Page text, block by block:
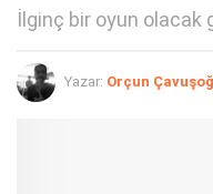
İlginç bir oyun olacak
Yazar: Orçun